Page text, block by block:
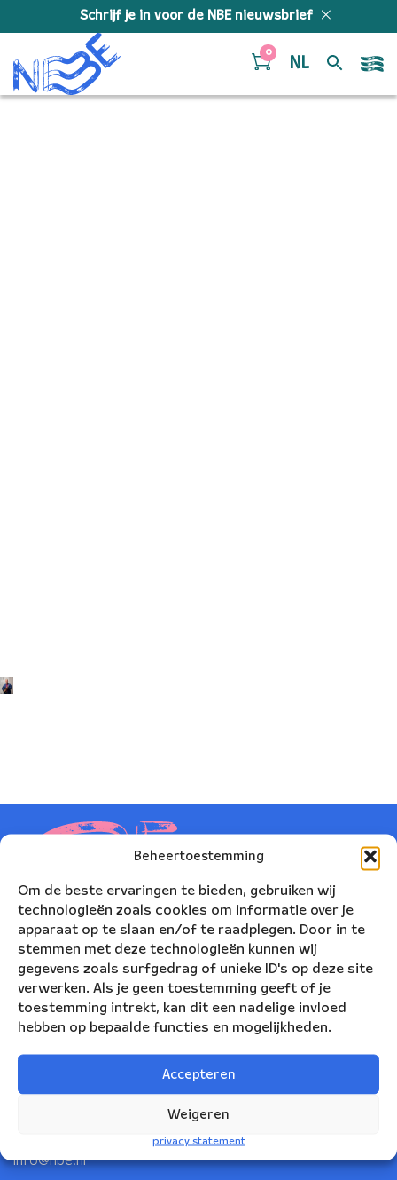
Beheertoestemming
Om de beste ervaringen te bieden, gebruiken wij
technologieën zoals cookies om informatie over je
apparaat op te slaan en/of te raadplegen. Door in te
stemmen met deze technologieën kunnen wij
gegevens zoals surfgedrag of unieke ID's op deze site
verwerken. Als je geen toestemming geeft of je
toestemming intrekt, kan dit een nadelige invloed
hebben op bepaalde functies en mogelijkheden.
Accepteren
Weigeren
privacy statement
Schrijf je in voor de NBE nieuwsbrief
0
NL
Korte Leidsedwarsstraat 12
info@nbe.nl